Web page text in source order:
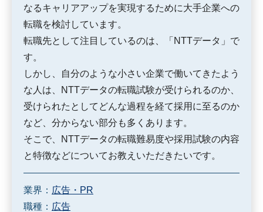
なるキャリアアップを実現するために大手企業への
転職を検討しています。
転職先として注目しているのは、「NTTデータ」で
す。
しかし、自分のような小さい企業で働いてきたよう
な人は、NTTデータの転職試験が受けられるのか、
受けられたとしてどんな過程を経て採用に至るのか
など、分からない部分も多くあります。
そこで、NTTデータの転職難易度や採用試験の内容
と特徴などについてお教えいただきたいです。
業界： 広告・PR
職種： 広告